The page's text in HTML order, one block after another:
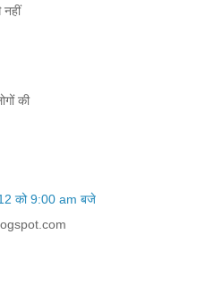
की
को 9:00 am बजे